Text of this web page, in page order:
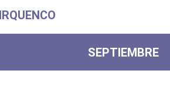
SEPTIEMBRE